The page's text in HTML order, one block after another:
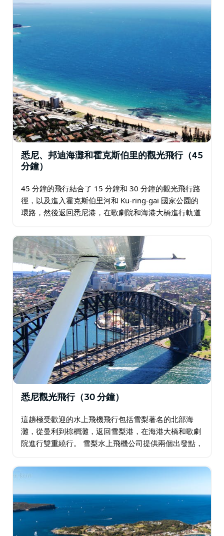
悉尼、邦迪海灘和霍克斯伯里的觀光飛行（45
分鐘）
45 分鐘的飛行結合了 15 分鐘和 30 分鐘的觀光飛行路
徑，以及進入霍克斯伯里河和 Ku-ring-gai 國家公園的
環路，然後返回悉尼港，在歌劇院和海港大橋進行軌道
悉尼觀光飛行（30 分鐘）
這趟極受歡迎的水上飛機飛行包括雪梨著名的北部海
灘，從曼利到棕櫚灘，返回雪梨港，在海港大橋和歌劇
院進行雙重繞行。 雪梨水上飛機公司提供兩個出發點，
進行 30 分鐘的觀光飛行。在空中停留30分鐘。 …